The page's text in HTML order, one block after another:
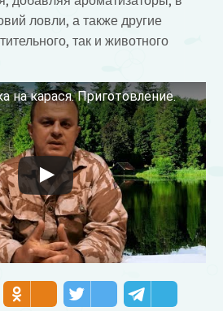
ловли, а также другие
так и животного
на карася. Приготовление.
YouTube